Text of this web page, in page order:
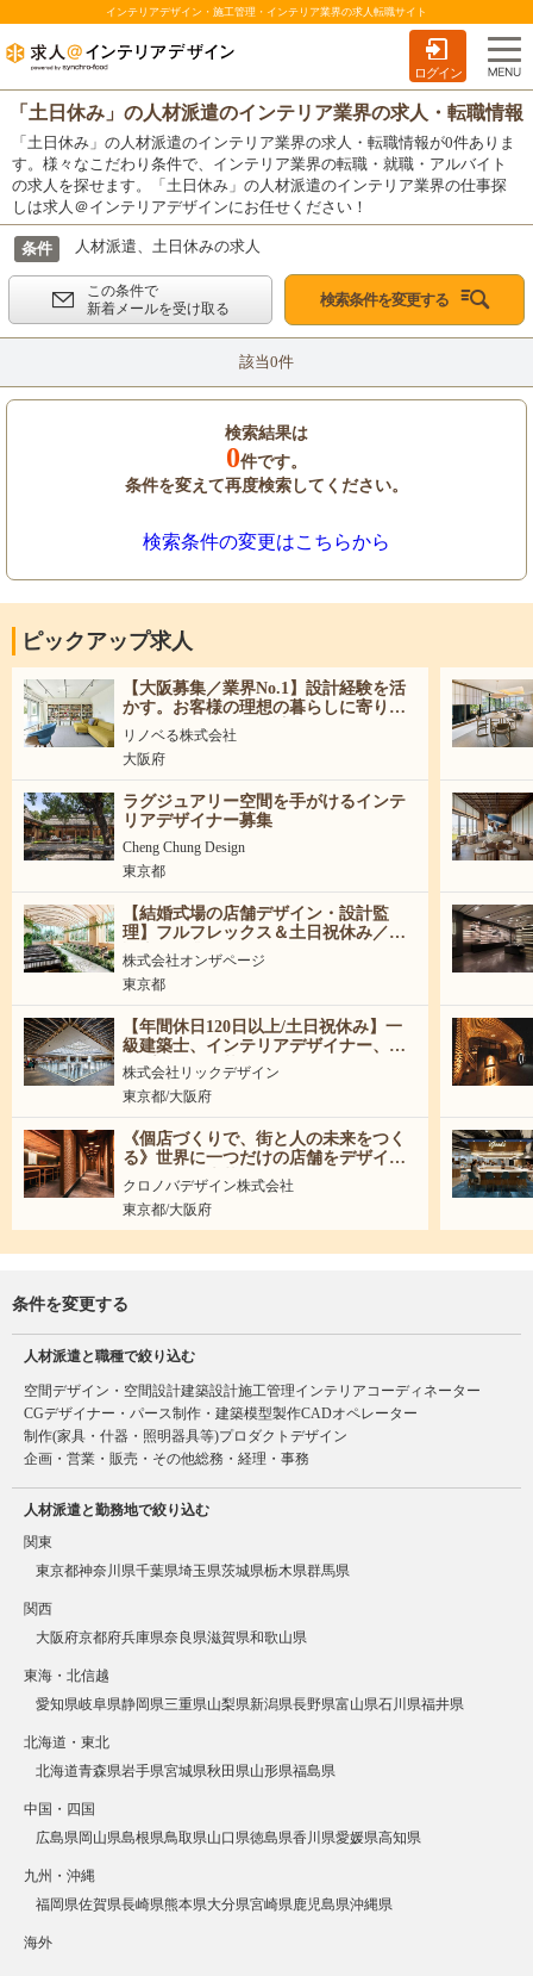
インテリアデザイン・施工管理・インテリア業界の求人転職サイト
ログイン
「土日休み」の人材派遣のインテリア業界の求人・転職情報
「土日休み」の人材派遣のインテリア業界の求人・転職情報が0件ありま
す。様々なこだわり条件で、インテリア業界の転職・就職・アルバイト
の求人を探せます。「土日休み」の人材派遣のインテリア業界の仕事探
しは求人＠インテリアデザインにお任せください！
条件 人材派遣、土日休みの求人
この条件で
新着メールを受け取る
検索条件を変更する
該当0件
検索結果は
0件です。
条件を変えて再度検索してください。
検索条件の変更はこちらから
ピックアップ求人
【大阪募集／業界No.1】設計経験を活
かす。お客様の理想の暮らしに寄り添
うリノベーション設計職
リノベる株式会社
大阪府
ラグジュアリー空間を手がけるインテ
リアデザイナー募集
Cheng Chung Design
東京都
【結婚式場の店舗デザイン・設計監
理】フルフレックス＆土日祝休み／東
証上場企業で活躍！
株式会社オンザページ
東京都
【年間休日120日以上/土日祝休み】一
級建築士、インテリアデザイナー、企
画プランナー募集
株式会社リックデザイン
東京都/大阪府
《個店づくりで、街と人の未来をつく
る》世界に一つだけの店舗をデザイン
する仲間を大募集！
クロノバデザイン株式会社
東京都/大阪府
条件を変更する
人材派遣と職種で絞り込む
空間デザイン・空間設計建築設計施工管理インテリアコーディネーター
CGデザイナー・パース制作・建築模型製作CADオペレーター
制作(家具・什器・照明器具等)プロダクトデザイン
企画・営業・販売・その他総務・経理・事務
人材派遣と勤務地で絞り込む
関東
東京都神奈川県千葉県埼玉県茨城県栃木県群馬県
関西
大阪府京都府兵庫県奈良県滋賀県和歌山県
東海・北信越
愛知県岐阜県静岡県三重県山梨県新潟県長野県富山県石川県福井県
北海道・東北
北海道青森県岩手県宮城県秋田県山形県福島県
中国・四国
広島県岡山県島根県鳥取県山口県徳島県香川県愛媛県高知県
九州・沖縄
福岡県佐賀県長崎県熊本県大分県宮崎県鹿児島県沖縄県
海外